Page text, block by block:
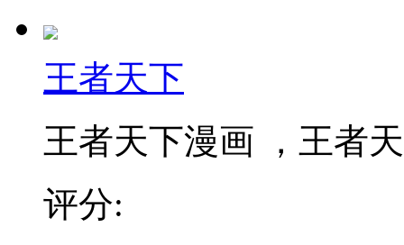
王者天下
王者天下漫画 ，王者
评分: